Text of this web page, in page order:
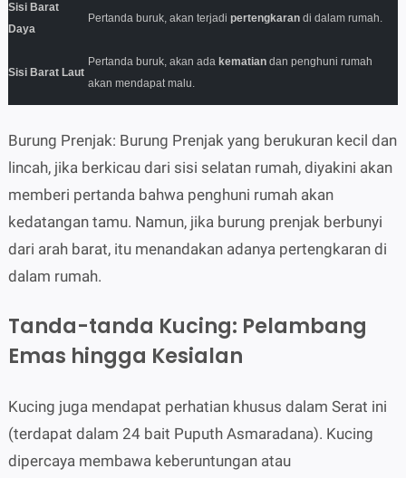
Sisi Barat
Daya
Pertanda buruk, akan terjadi pertengkarandi dalam rumah.
Sisi Barat Laut
Pertanda buruk, akan ada kematiandan penghuni rumah
akan mendapat malu.
Burung Prenjak: Burung Prenjak yang berukuran kecil dan
lincah, jika berkicau dari sisi selatan rumah, diyakini akan
memberi pertanda bahwa penghuni rumah akan
kedatangan tamu. Namun, jika burung prenjak berbunyi
dari arah barat, itu menandakan adanya pertengkaran di
dalam rumah.
Tanda-tanda Kucing: Pelambang
Emas hingga Kesialan
Kucing juga mendapat perhatian khusus dalam Serat ini
(terdapat dalam 24 bait Puputh Asmaradana). Kucing
dipercaya membawa keberuntungan atau